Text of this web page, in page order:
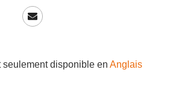
seulement disponible en Anglais